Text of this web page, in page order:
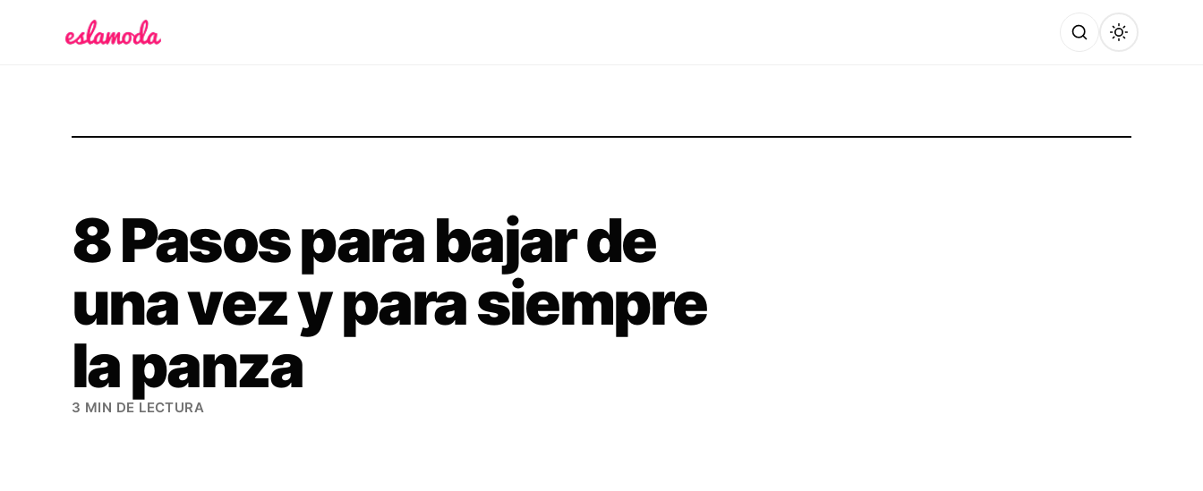
8 Pasos para bajar de
una vez y para siempre
la panza
3 MIN DE LECTURA